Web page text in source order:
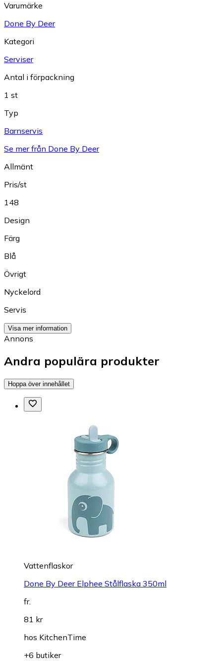
Varumärke
Done By Deer
Kategori
Serviser
Antal i förpackning
1 st
Typ
Barnservis
Se mer från Done By Deer
Allmänt
Pris/st
148
Design
Färg
Blå
Övrigt
Nyckelord
Servis
Visa mer information
Annons
Andra populära produkter
Hoppa över innehållet
Vattenflaskor
Done By Deer Elphee Stålflaska 350ml
fr.
81 kr
hos KitchenTime
+6 butiker